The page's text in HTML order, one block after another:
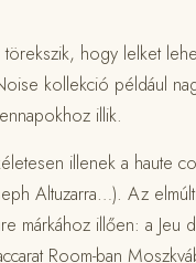
hogy lelket
kollekció például
illik.
illenek a haute
Altuzarra…). Az
márkához illően: a Jeu
Room-ban